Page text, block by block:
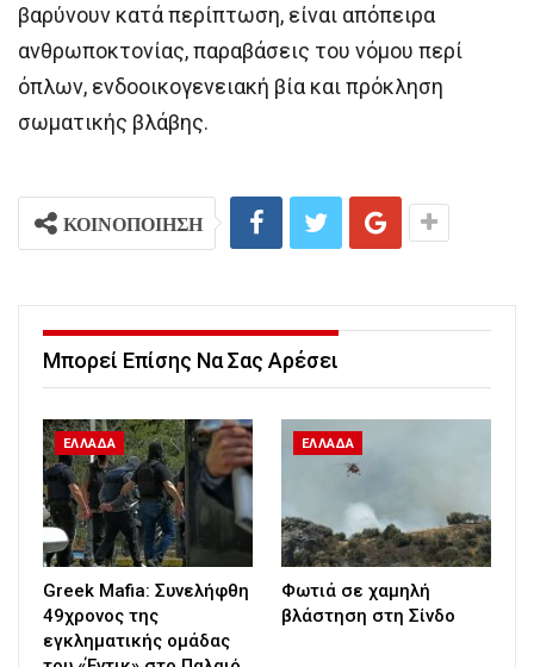
βαρύνουν κατά περίπτωση, είναι απόπειρα
ανθρωποκτονίας, παραβάσεις του νόμου περί
όπλων, ενδοοικογενειακή βία και πρόκληση
σωματικής βλάβης.
ΚΟΙΝΟΠΟΙΗΣΗ
Μπορεί Επίσης Να Σας Αρέσει
ΕΛΛΑΔΑ
Greek Mafia: Συνελήφθη
49χρονος της
εγκληματικής ομάδας
ΕΛΛΑΔΑ
Φωτιά σε χαμηλή
βλάστηση στη Σίνδο